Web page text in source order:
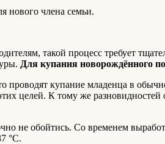
нового члена семьи.
такой процесс требует
Для купания новорождённого
купание младенца в
целей. К тому же
не обойтись. Со временем
°C.